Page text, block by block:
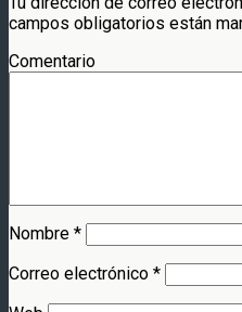
campos obligatorios están
Comentario
Nombre *
Correo electrónico *